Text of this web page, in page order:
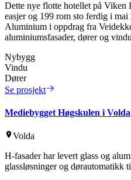
Dette nye flotte hotellet på Viken
easjer og 199 rom sto ferdig i
Aluminium i oppdrag fra
aluminiumsfasader, dører og
Nybygg
Vindu
Dører
Se prosjekt
Mediebygget Høgskulen i Volda
Volda
H-fasader har levert glass og
glassløsninger og dørautomatikk